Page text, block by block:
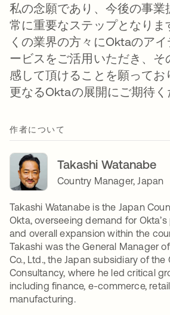
私の念願であり、今後の事業
常に重要なステップとなりま
くの業界の方々にOktaのア
ービスをご活用いただき、そ
感して頂けることを願ってお
更なるOktaの展開にご期待く
作者について
Takashi Watanabe
Country Manager, Japan
Takashi Watanabe is the Japan
Okta, overseeing demand for
and overall expansion within the
Takashi was the General Manager
Co., Ltd., the Japan subsidiary of the
Consultancy, where he led critical
including finance, e-commerce,
manufacturing.